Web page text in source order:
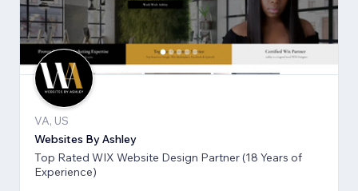
VA, US
Websites By Ashley
Top Rated WIX Website Design Partner (18 Years of
Experience)